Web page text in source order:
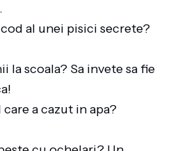
al unei pisici secrete?
la scoala? Sa invete sa fie
a cazut in apa?